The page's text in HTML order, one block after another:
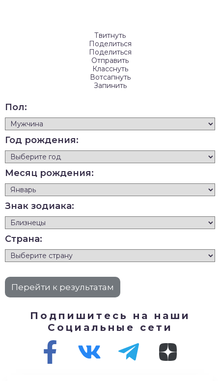
Твитнуть
Поделиться
Поделиться
Отправить
Класснуть
Вотсапнуть
Запинить
Пол:
Год рождения:
Месяц рождения:
Знак зодиака:
Страна:
Подпишитесь на наши
Социальные сети